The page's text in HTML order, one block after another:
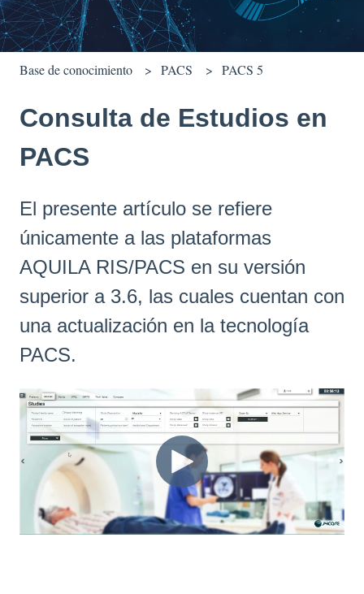
Base de conocimiento PACS PACS 5
Consulta de Estudios en
PACS
El presente artículo se refiere
únicamente a las plataformas
AQUILA RIS/PACS en su versión
superior a 3.6, las cuales cuentan con
una actualización en la tecnología
PACS.